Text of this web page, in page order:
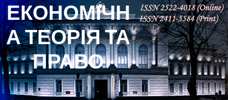
Skip
to
content
ЕКОНОМІЧН
А ТЕОРІЯ ТА
ПРАВО